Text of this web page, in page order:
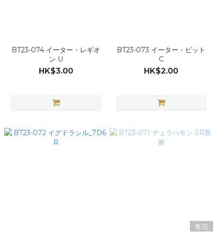
BT23-074 イーター・レギオ
ン U
HK$3.00
BT23-073 イーター・ビット
C
HK$2.00
售完